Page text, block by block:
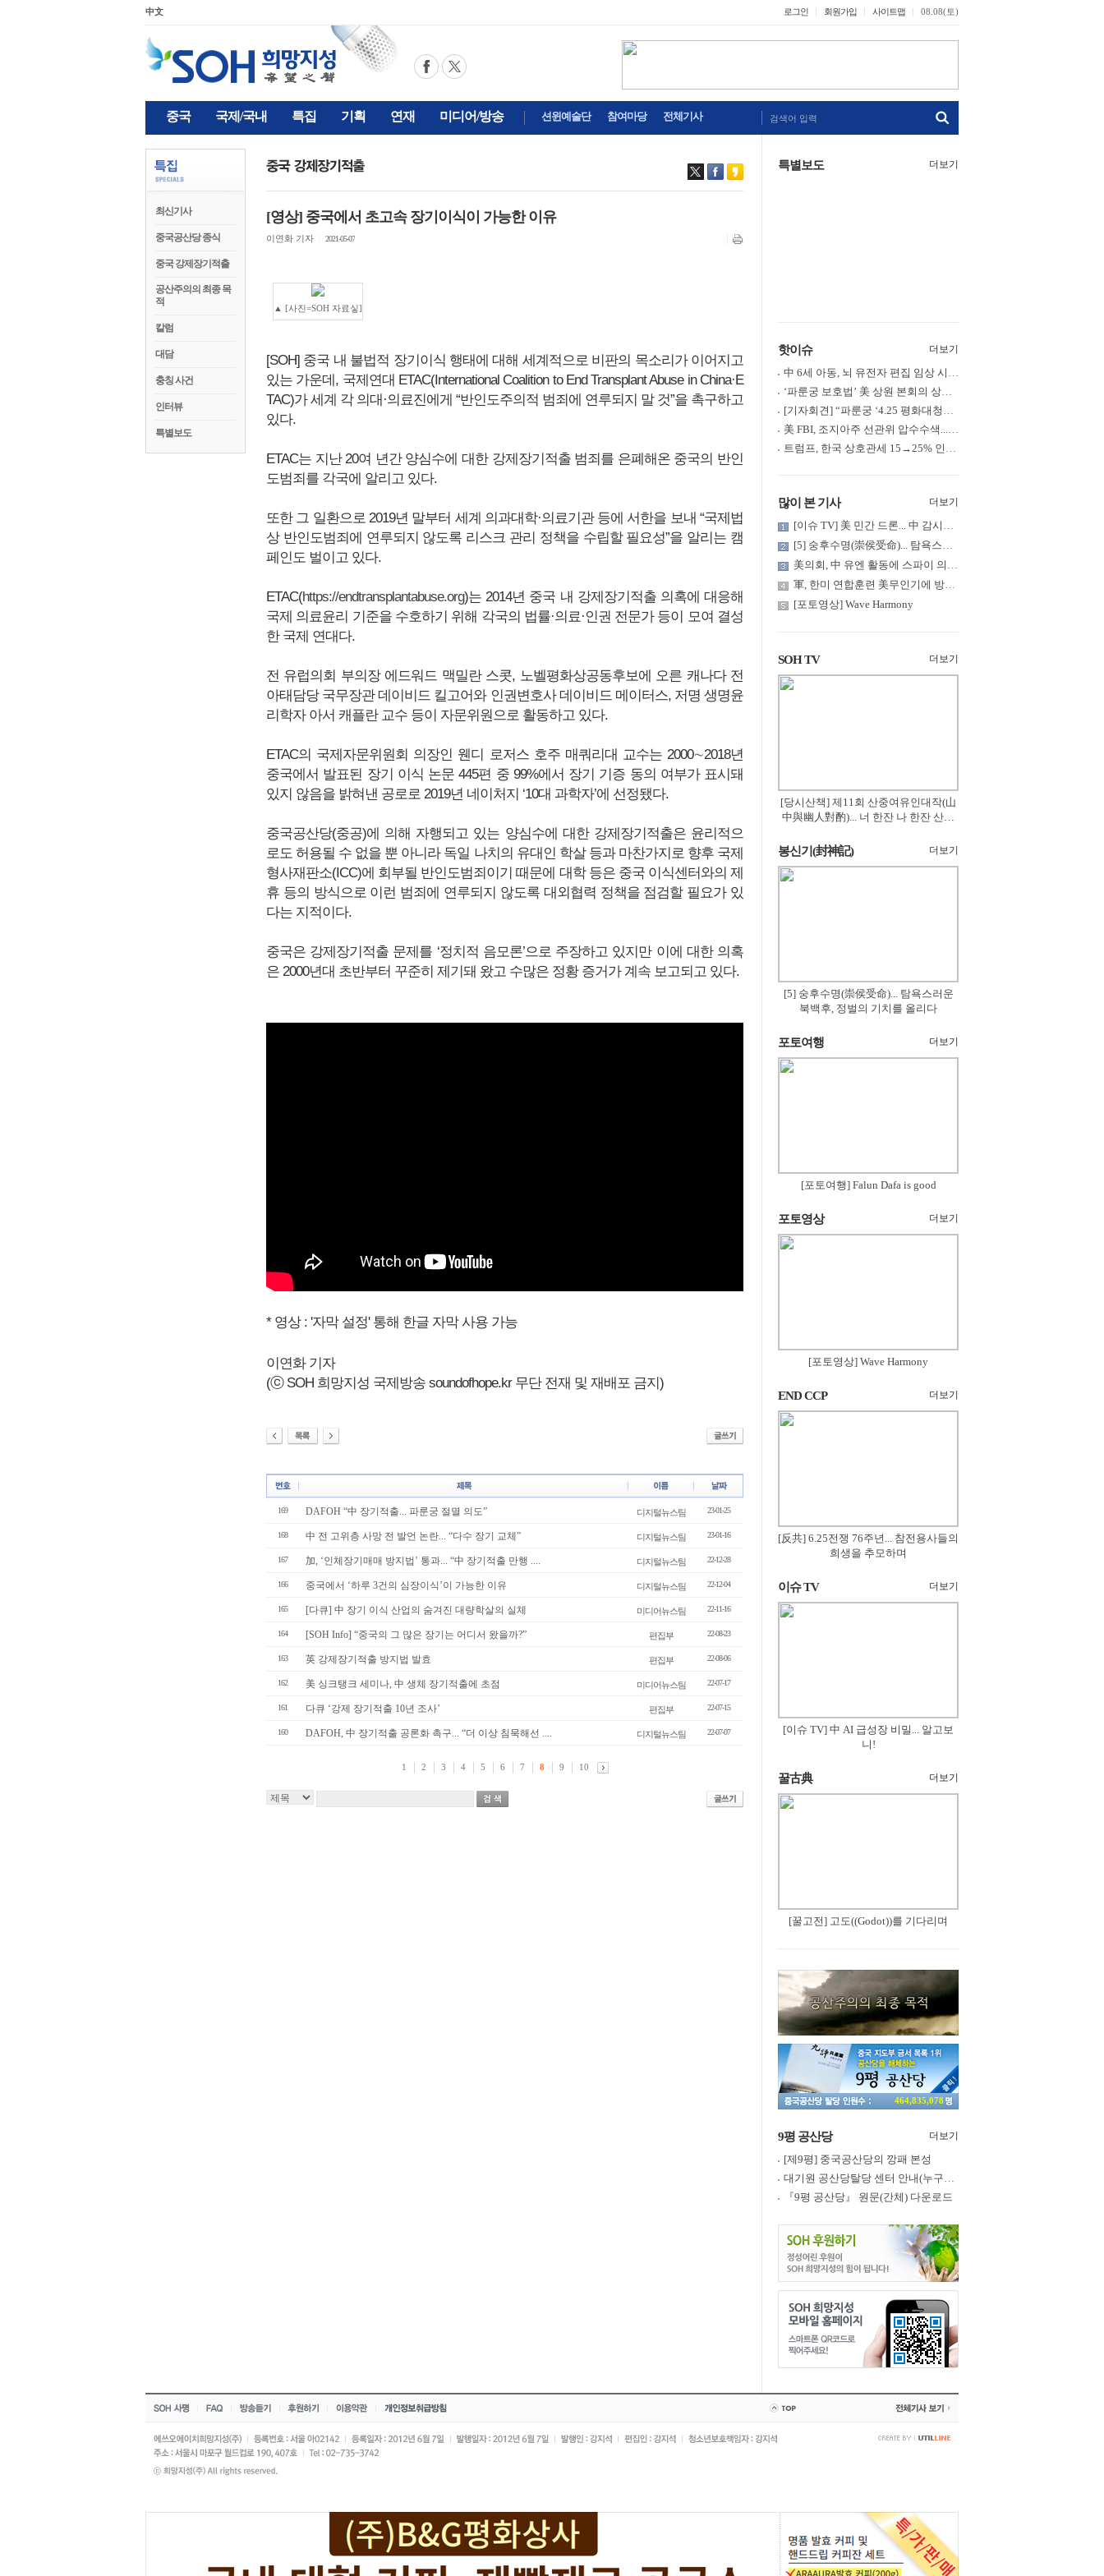
中文 로그인 회원가입 사이트맵 08.08(토)
중국 국제/국내 특집 기획 연재 미디어/방송 션윈예술단 참여마당 전체기사 검색어 입력
최신기사
중국공산당 종식
중국 강제장기적출
공산주의의 최종 목
적
칼럼
대담
충칭 사건
인터뷰
특별보도
[영상] 중국에서 초고속 장기이식이 가능한 이유
이연화 기자 2021-05-07
▲ [사진=SOH 자료싷]
[SOH] 중국 내 불법적 장기이식 행태에 대해 세계적으로 비판의 목소리가 이어지고
있는 가운데, 국제연대 ETAC(International Coalition to End Transplant Abuse in China·E
TAC)가 세계 각 의대·의료진에게 “반인도주의적 범죄에 연루되지 말 것”을 촉구하고
있다.
ETAC는 지난 20여 년간 양심수에 대한 강제장기적출 범죄를 은폐해온 중국의 반인
도범죄를 각국에 알리고 있다.
또한 그 일환으로 2019년 말부터 세계 의과대학·의료기관 등에 서한을 보내 “국제법
상 반인도범죄에 연루되지 않도록 리스크 관리 정책을 수립할 필요성”을 알리는 캠
페인도 벌이고 있다.
ETAC(https://endtransplantabuse.org)는 2014년 중국 내 강제장기적출 의혹에 대응해
국제 의료윤리 기준을 수호하기 위해 각국의 법률·의료·인권 전문가 등이 모여 결성
한 국제 연대다.
전 유럽의회 부의장 에드워드 맥밀란 스콧, 노벨평화상공동후보에 오른 캐나다 전
아태담당 국무장관 데이비드 킬고어와 인권변호사 데이비드 메이터스, 저명 생명윤
리학자 아서 캐플란 교수 등이 자문위원으로 활동하고 있다.
ETAC의 국제자문위원회 의장인 웬디 로저스 호주 매쿼리대 교수는 2000∼2018년
중국에서 발표된 장기 이식 논문 445편 중 99%에서 장기 기증 동의 여부가 표시돼
있지 않음을 밝혀낸 공로로 2019년 네이처지 ‘10대 과학자’에 선정됐다.
중국공산당(중공)에 의해 자행되고 있는 양심수에 대한 강제장기적출은 윤리적으
로도 허용될 수 없을 뿐 아니라 독일 나치의 유대인 학살 등과 마찬가지로 향후 국제
형사재판소(ICC)에 회부될 반인도범죄이기 때문에 대학 등은 중국 이식센터와의 제
휴 등의 방식으로 이런 범죄에 연루되지 않도록 대외협력 정책을 점검할 필요가 있
다는 지적이다.
중국은 강제장기적출 문제를 ‘정치적 음모론’으로 주장하고 있지만 이에 대한 의혹
은 2000년대 초반부터 꾸준히 제기돼 왔고 수많은 정황 증거가 계속 보고되고 있다.
* 영상 : '자막 설정' 통해 한글 자막 사용 가능
이연화 기자
(ⓒ SOH 희망지성 국제방송 soundofhope.kr 무단 전재 및 재배포 금지)
169 DAFOH “中 장기적출... 파룬궁 절멸 의도” 디지털뉴스팀 23-01-25
168 中 전 고위층 사망 전 발언 논란... “다수 장기 교체” 디지털뉴스팀 23-01-16
167 加, ‘인체장기매매 방지법’ 통과... “中 장기적출 만행 .... 디지털뉴스팀 22-12-28
166 중국에서 ‘하루 3건의 심장이식’이 가능한 이유 디지털뉴스팀 22-12-04
165 [다큐] 中 장기 이식 산업의 숨겨진 대량학살의 실체 미디어뉴스팀 22-11-16
164 [SOH Info] “중국의 그 많은 장기는 어디서 왔을까?” 편집부 22-08-23
163 英 강제장기적출 방지법 발효 편집부 22-08-06
162 美 싱크탱크 세미나, 中 생체 장기적출에 초점 미디어뉴스팀 22-07-17
161 다큐 ‘강제 장기적출 10년 조사’ 편집부 22-07-15
160 DAFOH, 中 장기적출 공론화 촉구... “더 이상 침묵해선 .... 디지털뉴스팀 22-07-07
1 2 3 4 5 6 7 8 9 10
특별보도 더보기
핫이슈 더보기
中 6세 아동, 뇌 유전자 편집 임상 시험 중 사망... 의료진 1년간 ....
‘파룬궁 보호법’ 美 상원 본회의 상정... 최종 입법 ‘초읽기’
[기자회견] “파룬궁 ‘4.25 평화대청원’ 기념 & 중공의 션윈 공연 .....
美 FBI, 조지아주 선관위 압수수색... 트럼프 “부정선거 증거 확보....
트럼프, 한국 상호관세 15→25% 인상... “韓 국회 무력합의 미비준”....
많이 본 기사 더보기
[이슈 TV] 美 민간 드론... 中 감시망 뚫고 군함 근접 촬영
[5] 숭후수명(崇侯受命)... 탐욕스러운 북백후, 정벌의 기치를 올.....
美의회, 中 유엔 활동에 스파이 의혹 제기
軍, 한미 연합훈련 美무인기에 방공태세 발령... 왜?
[포토영상] Wave Harmony
SOH TV 더보기
[당시산책] 제11회 산중여유인대작(山
中與幽人對酌)... 너 한잔 나 한잔 산의
봉신기(封神記) 더보기
[5] 숭후수명(崇侯受命)... 탐욕스러운
북백후, 정벌의 기치를 올리다
포토여행 더보기
[포토여행] Falun Dafa is good
포토영상 더보기
[포토영상] Wave Harmony
END CCP 더보기
[反共] 6.25전쟁 76주년... 참전용사들의
희생을 추모하며
이슈 TV 더보기
[이슈 TV] 中 AI 급성장 비밀... 알고보
니!
꿀古典 더보기
[꿀고전] 고도((Godot))를 기다리며
464,835,078
9평 공산당 더보기
[제9평] 중국공산당의 깡패 본성
대기원 공산당탈당 센터 안내(누구나 쉽게 退黨, 退團, 退隊 가능)
『9평 공산당』 원문(간체) 다운로드